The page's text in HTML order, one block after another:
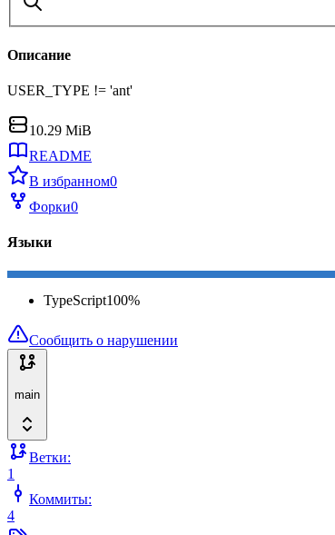
Описание
USER_TYPE != 'ant'
10.29 MiB
README
В избранном0
Форки0
Языки
TypeScript100%
Сообщить о нарушении
main
Ветки:
1
Коммиты:
4